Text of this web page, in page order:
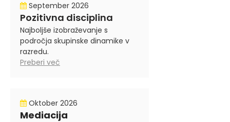
September 2026
Pozitivna disciplina
Najboljše izobraževanje s
področja skupinske dinamike v
razredu.
Preberi več
Oktober 2026
Mediacija